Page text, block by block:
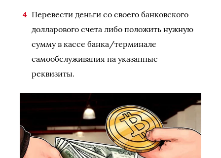
Перевести деньги со своего банковского
долларового счета либо положить нужную
сумму в кассе банка/терминале
самообслуживания на указанные
реквизиты.